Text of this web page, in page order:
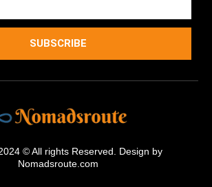
SUBSCRIBE
© All rights Reserved. Design by
Nomadsroute.com